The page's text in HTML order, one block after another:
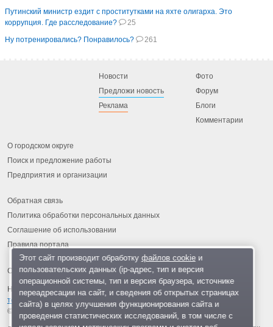
Путинский министр ездит с проститутками на яхте олигарха. Это
коррупция. Где расследование?
25
Ну потренировались? Понравилось?
261
Новости
Предложи новость
Реклама
Фото
Форум
Блоги
Комментарии
О городском округе
Поиск и предложение работы
Предприятия и организации
Обратная связь
Политика обработки персональных данных
Соглашение об использовании
Правила портала
На информационном ресурсе применяются
технологии
© 2013-2026 «ОИНФО»,
сделано в Одинцово
Этот сайт производит обработку файлов cookieи
пользовательских данных (ip-адрес, тип и версия
операционной системы, тип и версия браузера, источнике
переадресации на сайт, и сведения об открытых страницах
сайта) в целях улучшения функционирования сайта и
проведения статистических исследований, в том числе с